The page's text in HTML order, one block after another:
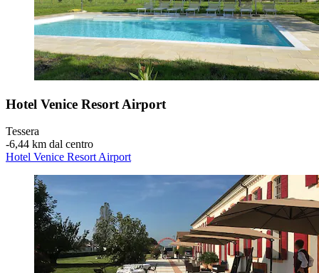
Hotel Venice Resort Airport
Tessera
‐6,44 km dal centro
Hotel Venice Resort Airport